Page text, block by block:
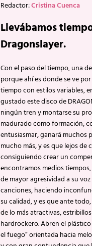
Redactor:Cristina Cuenca
Llevábamos
Dragonslayer.
Con el paso del tiempo, una
porque ahí es donde se ve
tiempo con estilos variables,
gustado este disco de
ningún tren y montarse su
madurado como formación,
entusiasmar, ganará muchos
mucho más, y es que lejos
consiguiendo crear un
encontramos medios
de mayor agresividad a su
canciones, haciendo
su calidad, y es que ante
de lo más atractivas,
hardrockero. Abren el
el fuego” orientada hacia